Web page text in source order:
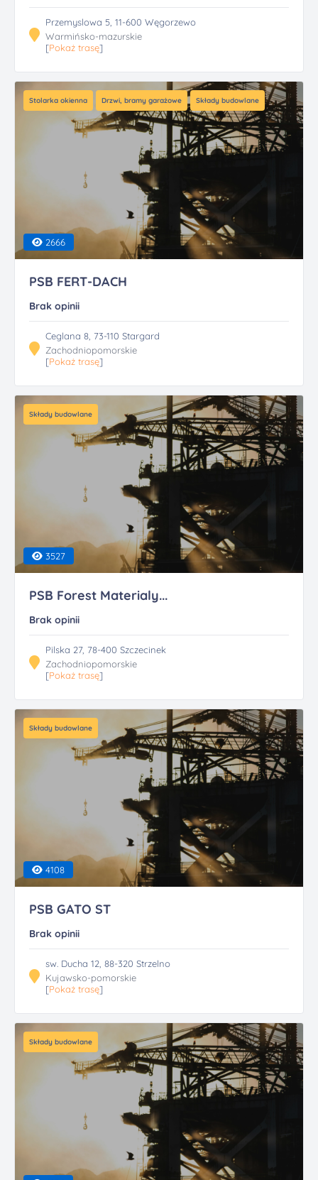
Przemyslowa 5, 11-600 Węgorzewo
Warmińsko-mazurskie
[Pokaż trasę]
Stolarka okienna Drzwi, bramy garażowe Składy budowlane
2666
PSB FERT-DACH
Brak opinii
Ceglana 8, 73-110 Stargard
Zachodniopomorskie
[Pokaż trasę]
Składy budowlane
3527
PSB Forest Materialy...
Brak opinii
Pilska 27, 78-400 Szczecinek
Zachodniopomorskie
[Pokaż trasę]
Składy budowlane
4108
PSB GATO ST
Brak opinii
sw. Ducha 12, 88-320 Strzelno
Kujawsko-pomorskie
[Pokaż trasę]
Składy budowlane